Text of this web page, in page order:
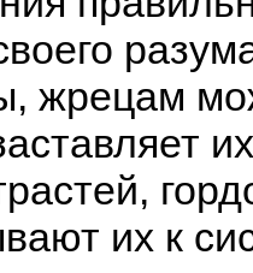
жрецам
их к